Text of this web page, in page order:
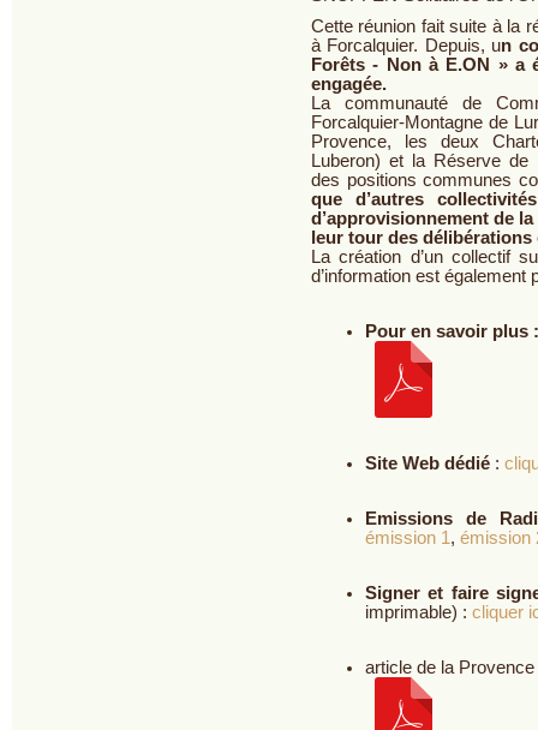
Cette réunion fait suite à la
à Forcalquier. Depuis, un
Forêts - Non à E.ON » a
engagée.
La communauté de
Forcalquier-Montagne de
Provence, les deux
Luberon) et la Réserve de
des positions communes
que d’autres
d’approvisionnement de
leur tour des
La création d’un collectif
d’information est également
Pour en savoir plus :
Site Web dédié :
Emissions de
émission 1 , émission
Signer et faire
imprimable) : cliquer
article de la